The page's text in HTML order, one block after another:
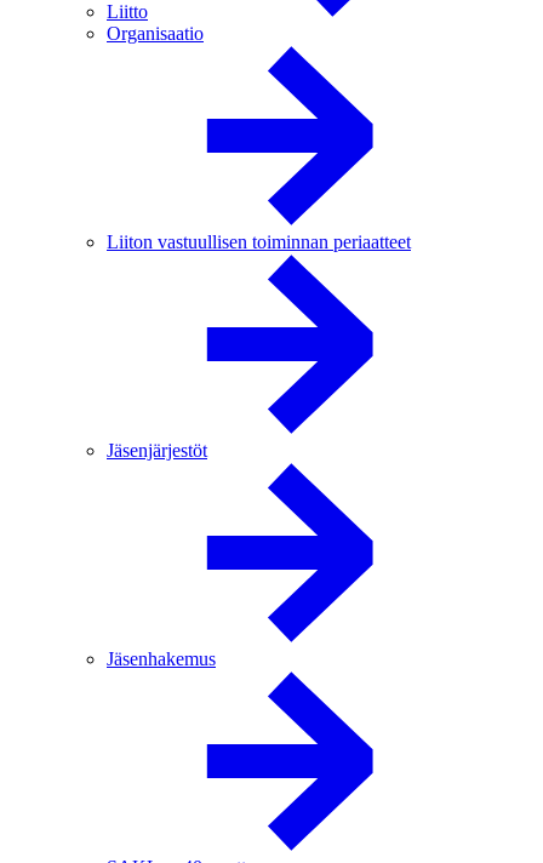
Liitto
Organisaatio
Liiton vastuullisen toiminnan periaatteet
Jäsenjärjestöt
Jäsenhakemus